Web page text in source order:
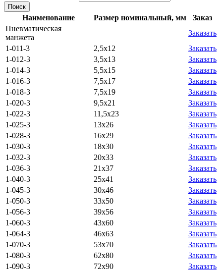
Поиск
Наименование Размер номинальный, мм
Заказ
Пневматическая
манжета
Заказать
1-011-3
2,5х12
Заказать
1-012-3
3,5х13
Заказать
1-014-3
5,5х15
Заказать
1-016-3
7,5х17
Заказать
1-018-3
7,5х19
Заказать
1-020-3
9,5х21
Заказать
1-022-3
11,5х23
Заказать
1-025-3
13х26
Заказать
1-028-3
16х29
Заказать
1-030-3
18х30
Заказать
1-032-3
20х33
Заказать
1-036-3
21х37
Заказать
1-040-3
25х41
Заказать
1-045-3
30х46
Заказать
1-050-3
33х50
Заказать
1-056-3
39х56
Заказать
1-060-3
43х60
Заказать
1-064-3
46х63
Заказать
1-070-3
53х70
Заказать
1-080-3
62х80
Заказать
1-090-3
72х90
Заказать